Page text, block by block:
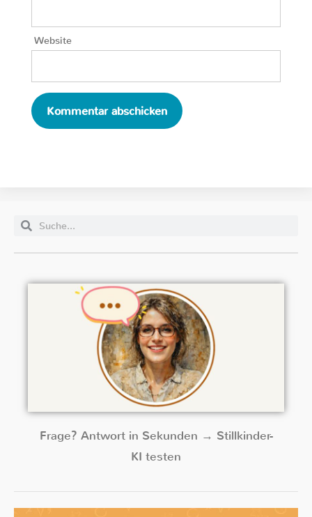
Website
Frage? Antwort in Sekunden → Stillkinder-
KI testen